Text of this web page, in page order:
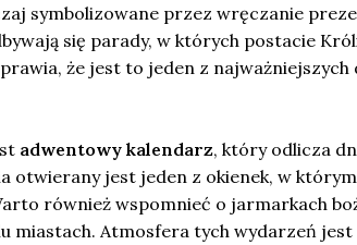
symbolizowane przez wręczanie
się parady, w których postacie
że jest to jeden z najważniejszych
adwentowy kalendarz, który odlicza
otwierany jest jeden z okienek, w którym
również wspomnieć o jarmarkach
miastach. Atmosfera tych wydarzeń jest